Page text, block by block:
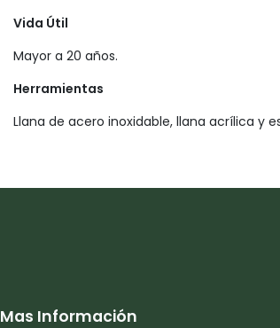
Vida Útil
Mayor a 20 años.
Herramientas
Llana de acero inoxidable, llana acrílica y
Mas Información